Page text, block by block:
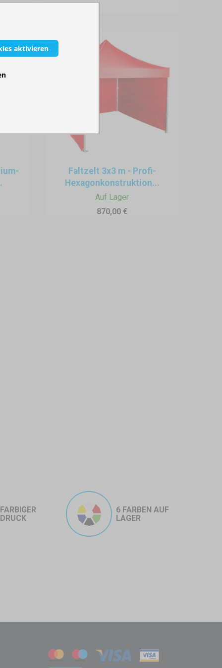
Faltzelt 3x3 m - Profi-
Hexagonkonstruktion...
Auf Lager
870,00 €
FARBIGER
DRUCK
6 FARBEN AUF
LAGER
aktivieren